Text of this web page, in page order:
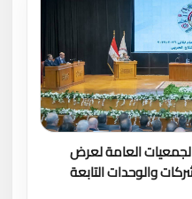
الجمعيات العامة لعرض
والوحدات التابعة